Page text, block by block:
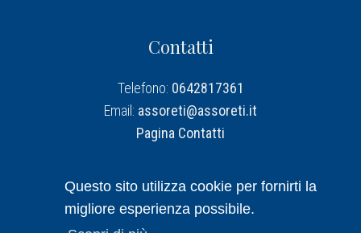
Questo sito utilizza cookie per fornirti la
migliore esperienza possibile.
Contatti
Telefono: 0642817361
Email: assoreti@assoreti.it
Pagina Contatti